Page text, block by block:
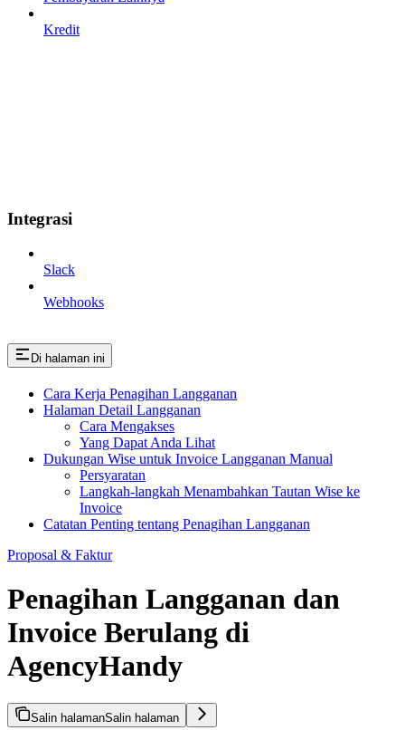
Kredit
Integrasi
Slack
Webhooks
Di halaman ini
Cara Kerja Penagihan Langganan
Halaman Detail Langganan
Cara Mengakses
Yang Dapat Anda Lihat
Dukungan Wise untuk Invoice Langganan Manual
Persyaratan
Langkah-langkah Menambahkan Tautan Wise ke
Invoice
Catatan Penting tentang Penagihan Langganan
Proposal & Faktur
Penagihan Langganan dan
Invoice Berulang di
AgencyHandy
Salin halamanSalin halaman